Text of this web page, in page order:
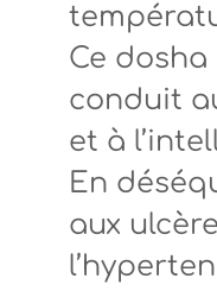
Ce dosha
conduit
et à
En
aux